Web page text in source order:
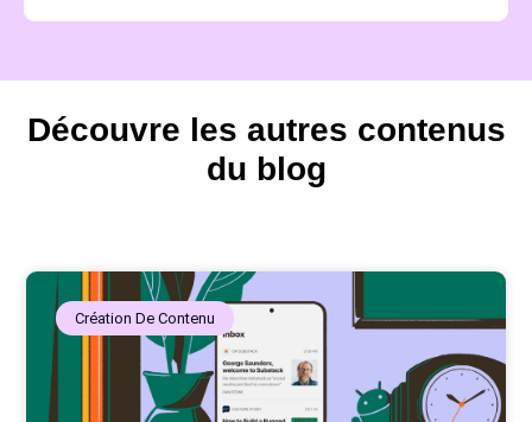
Découvre les autres contenus
du blog
Création De Contenu